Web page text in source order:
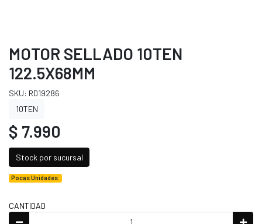
MOTOR SELLADO 10TEN
122.5X68MM
SKU: RD19286
10TEN
$ 7.990
Stock por sucursal
Pocas Unidades.
CANTIDAD